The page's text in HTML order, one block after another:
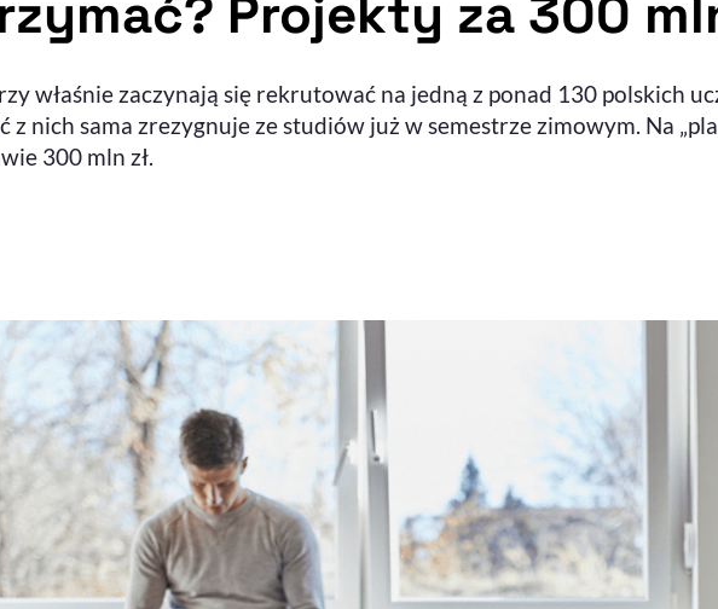
Projekty za 300
właśnie zaczynają się rekrutować na jedną z ponad 130 polskich
z nich sama zrezygnuje ze studiów już w semestrze zimowym. Na
300 mln zł.
profil